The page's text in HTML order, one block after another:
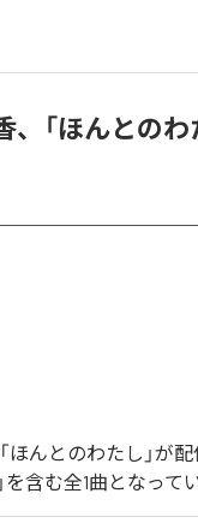
、「ほんとの
ほんとのわたし」が
含む全1曲となって